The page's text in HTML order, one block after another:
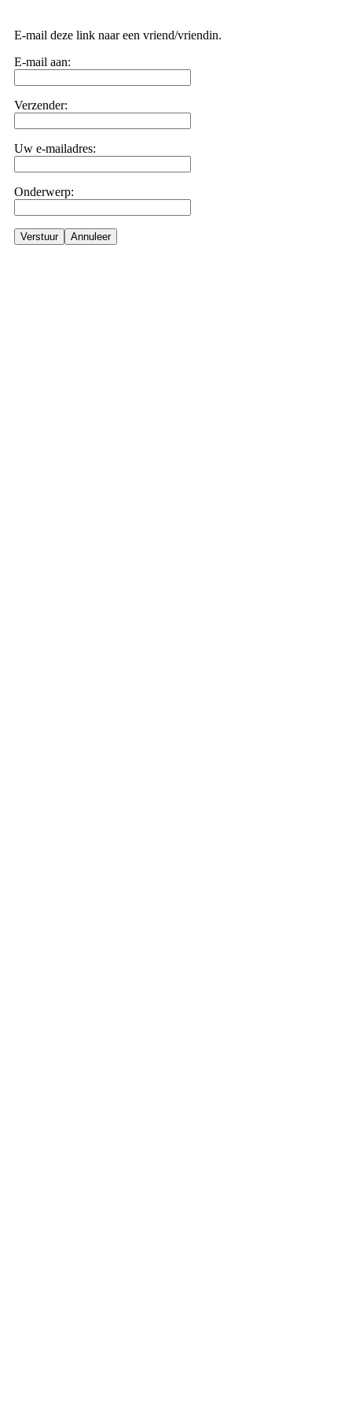
E-mail deze link naar een vriend/vriendin.
E-mail aan:
Verzender:
Uw e-mailadres:
Onderwerp:
Verstuur Annuleer